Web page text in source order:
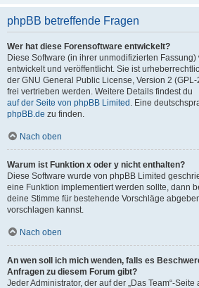
phpBB betreffende Fragen
Wer hat diese Forensoftware entwickelt?
Diese Software (in ihrer unmodifizierten Fassung)
entwickelt und veröffentlicht. Sie ist
der GNU General Public License, Version 2
frei vertrieben werden. Weitere Details findest du
auf der Seite von phpBB Limited . Eine
phpBB.de zu finden.
Nach oben
Warum ist Funktion x oder y nicht enthalten?
Diese Software wurde von phpBB Limited
eine Funktion implementiert werden sollte, dann
deine Stimme für bestehende Vorschläge
vorschlagen kannst.
Nach oben
An wen soll ich mich wenden, falls es
Anfragen zu diesem Forum gibt?
Jeder Administrator, der auf der „Das Team“-Seite